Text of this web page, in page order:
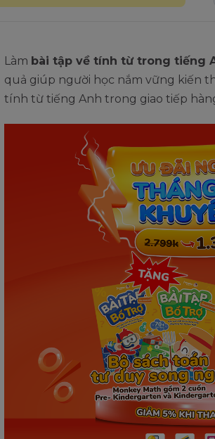
Làm bài tập về tính từ trong tiếng
quả giúp người học nắm vững kiến
tính từ tiếng Anh trong giao tiếp